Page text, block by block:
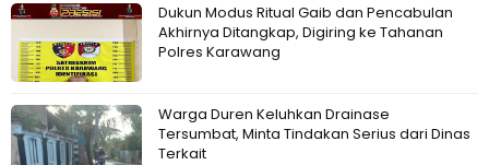
Dukun Modus Ritual Gaib dan Pencabulan
Akhirnya Ditangkap, Digiring ke Tahanan
Polres Karawang
Warga Duren Keluhkan Drainase
Tersumbat, Minta Tindakan Serius dari Dinas
Terkait